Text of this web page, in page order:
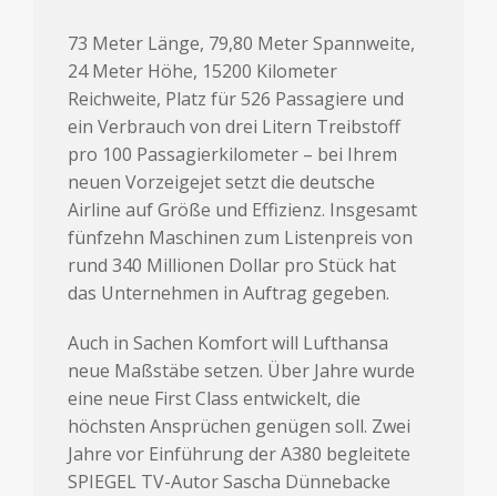
73 Meter Länge, 79,80 Meter Spannweite,
24 Meter Höhe, 15200 Kilometer
Reichweite, Platz für 526 Passagiere und
ein Verbrauch von drei Litern Treibstoff
pro 100 Passagierkilometer – bei Ihrem
neuen Vorzeigejet setzt die deutsche
Airline auf Größe und Effizienz. Insgesamt
fünfzehn Maschinen zum Listenpreis von
rund 340 Millionen Dollar pro Stück hat
das Unternehmen in Auftrag gegeben.
Auch in Sachen Komfort will Lufthansa
neue Maßstäbe setzen. Über Jahre wurde
eine neue First Class entwickelt, die
höchsten Ansprüchen genügen soll. Zwei
Jahre vor Einführung der A380 begleitete
SPIEGEL TV-Autor Sascha Dünnebacke